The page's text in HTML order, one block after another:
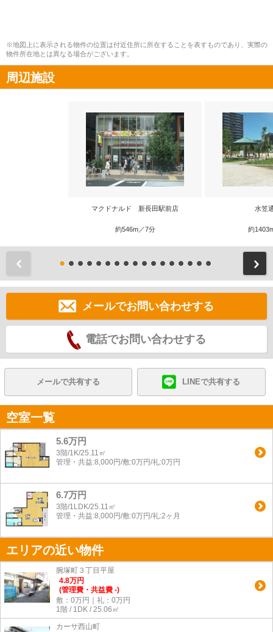
※地図上に表示される物件の位置は付近住所に所在することを表すものであり、実際の
物件所在地とは異なる場合がございます。
周辺施設
マクドナルド 新長田駅前店
約546m／7分
水笠
約
メールでお問い合わせする
電話でお問い合わせする
メールで共有する LINEで共有する
空室一覧
5.6万円
3階/1K/25.11㎡
管理・共益:8,000円/敷:0万円/礼:0万円
6.7万円
3階/1LDK/25.11㎡
管理・共益:8,000円/敷:0万円/礼:2ヶ月
エリアの近い物件
腕塚町３丁目平屋
4.8万円
(管理費・共益費 -)
敷：0万円｜礼：0万円
1階 / 1DK / 25.06㎡
カーサ西山町